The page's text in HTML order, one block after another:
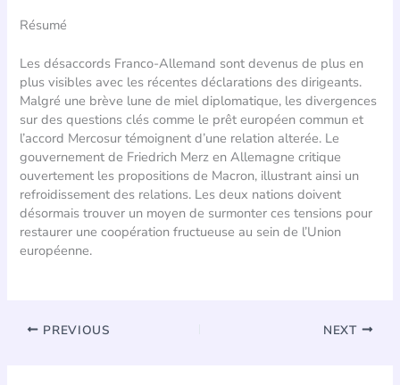
Résumé
Les désaccords Franco-Allemand sont devenus de plus en
plus visibles avec les récentes déclarations des dirigeants.
Malgré une brève lune de miel diplomatique, les divergences
sur des questions clés comme le prêt européen commun et
l’accord Mercosur témoignent d’une relation alterée. Le
gouvernement de Friedrich Merz en Allemagne critique
ouvertement les propositions de Macron, illustrant ainsi un
refroidissement des relations. Les deux nations doivent
désormais trouver un moyen de surmonter ces tensions pour
restaurer une coopération fructueuse au sein de l’Union
européenne.
PREVIOUS NEXT